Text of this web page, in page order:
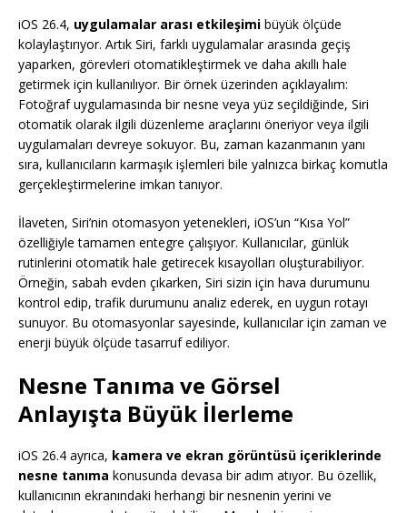
iOS 26.4, uygulamalar arası etkileşimi büyük ölçüde
kolaylaştırıyor. Artık Siri, farklı uygulamalar arasında geçiş
yaparken, görevleri otomatikleştirmek ve daha akıllı hale
getirmek için kullanılıyor. Bir örnek üzerinden açıklayalım:
Fotoğraf uygulamasında bir nesne veya yüz seçildiğinde, Siri
otomatik olarak ilgili düzenleme araçlarını öneriyor veya ilgili
uygulamaları devreye sokuyor. Bu, zaman kazanmanın yanı
sıra, kullanıcıların karmaşık işlemleri bile yalnızca birkaç komutla
gerçekleştirmelerine imkan tanıyor.
İlaveten, Siri’nin otomasyon yetenekleri, iOS’un “Kısa Yol”
özelliğiyle tamamen entegre çalışıyor. Kullanıcılar, günlük
rutinlerini otomatik hale getirecek kısayolları oluşturabiliyor.
Örneğin, sabah evden çıkarken, Siri sizin için hava durumunu
kontrol edip, trafik durumunu analiz ederek, en uygun rotayı
sunuyor. Bu otomasyonlar sayesinde, kullanıcılar için zaman ve
enerji büyük ölçüde tasarruf ediliyor.
Nesne Tanıma ve Görsel
Anlayışta Büyük İlerleme
iOS 26.4 ayrıca, kamera ve ekran görüntüsü içeriklerinde
nesne tanıma konusunda devasa bir adım atıyor. Bu özellik,
kullanıcının ekranındaki herhangi bir nesnenin yerini ve